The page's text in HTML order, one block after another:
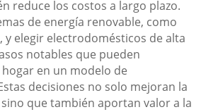
reduce los costos a largo plazo.
de energía renovable, como
y elegir electrodomésticos de alta
notables que pueden
en un modelo de
decisiones no solo mejoran la
que también aportan valor a la